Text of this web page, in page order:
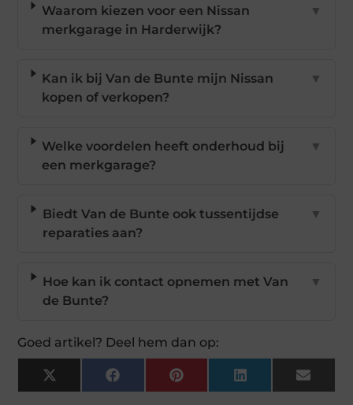
Waarom kiezen voor een Nissan
merkgarage in Harderwijk?
▼
Kan ik bij Van de Bunte mijn Nissan
kopen of verkopen?
▼
Welke voordelen heeft onderhoud bij
een merkgarage?
▼
Biedt Van de Bunte ook tussentijdse
reparaties aan?
▼
Hoe kan ik contact opnemen met Van
de Bunte?
▼
Goed artikel? Deel hem dan op:
X
(Twitter)
FacebookPinterestLinkedIn Email